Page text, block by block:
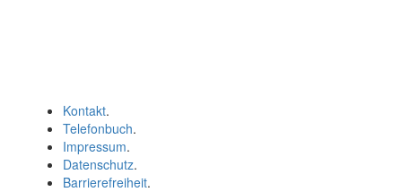
Kontakt.
Telefonbuch.
Impressum.
Datenschutz.
Barrierefreiheit.